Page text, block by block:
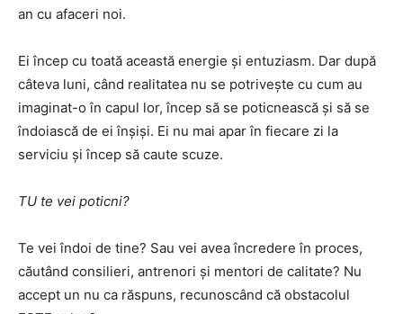
an cu afaceri noi.
Ei încep cu toată această energie și entuziasm. Dar după
câteva luni, când realitatea nu se potrivește cu cum au
imaginat-o în capul lor, încep să se poticnească și să se
îndoiască de ei înșiși. Ei nu mai apar în fiecare zi la
serviciu și încep să caute scuze.
TU te vei poticni?
Te vei îndoi de tine? Sau vei avea încredere în proces,
căutând consilieri, antrenori și mentori de calitate? Nu
accept un nu ca răspuns, recunoscând că obstacolul